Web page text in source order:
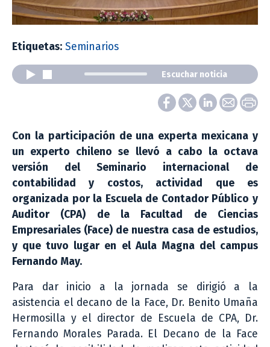
Etiquetas: Seminarios
Escuchar noticia
Con la participación de una experta mexicana y
un experto chileno se llevó a cabo la octava
versión del Seminario internacional de
contabilidad y costos, actividad que es
organizada por la Escuela de Contador Público y
Auditor (CPA) de la Facultad de Ciencias
Empresariales (Face) de nuestra casa de estudios,
y que tuvo lugar en el Aula Magna del campus
Fernando May.
Para dar inicio a la jornada se dirigió a la
asistencia el decano de la Face, Dr. Benito Umaña
Hermosilla y el director de Escuela de CPA, Dr.
Fernando Morales Parada. El Decano de la Face